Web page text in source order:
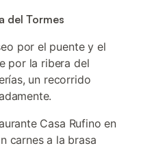
del Tormes
por el puente y el
por la ribera del
un recorrido
Casa Rufino en
carnes a la brasa